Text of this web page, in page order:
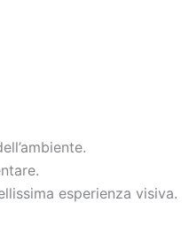
esperienza visiva.